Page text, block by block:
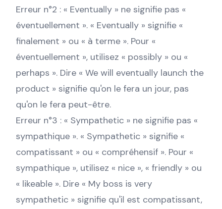
Erreur n°2 : « Eventually » ne signifie pas «
éventuellement ». « Eventually » signifie «
finalement » ou « à terme ». Pour «
éventuellement », utilisez « possibly » ou «
perhaps ». Dire « We will eventually launch the
product » signifie qu'on le fera un jour, pas
qu'on le fera peut-être.
Erreur n°3 : « Sympathetic » ne signifie pas «
sympathique ». « Sympathetic » signifie «
compatissant » ou « compréhensif ». Pour «
sympathique », utilisez « nice », « friendly » ou
« likeable ». Dire « My boss is very
sympathetic » signifie qu'il est compatissant,